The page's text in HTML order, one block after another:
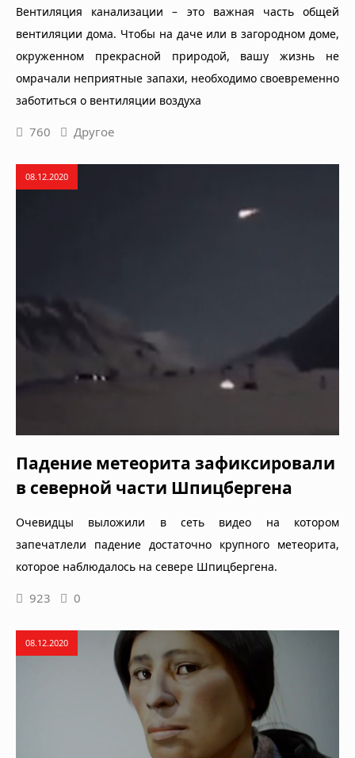
Вентиляция канализации – это важная часть общей
вентиляции дома. Чтобы на даче или в загородном доме,
окруженном прекрасной природой, вашу жизнь не
омрачали неприятные запахи, необходимо своевременно
заботиться о вентиляции воздуха
760 Другое
08.12.2020
Падение метеорита зафиксировали
в северной части Шпицбергена
Очевидцы выложили в сеть видео на котором
запечатлели падение достаточно крупного метеорита,
которое наблюдалось на севере Шпицбергена.
923 0
08.12.2020